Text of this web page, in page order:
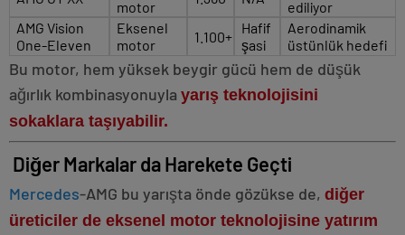
motor
ediliyor
AMG Vision
One-Eleven
Eksenel
motor
1.100+
Hafif
şasi
Aerodinamik
üstünlük hedefi
Bu motor, hem yüksek beygir gücü hem de düşük
ağırlık kombinasyonuyla yarış teknolojisini
sokaklara taşıyabilir.
Diğer Markalar da Harekete Geçti
Mercedes-AMG bu yarışta önde gözükse de, diğer
üreticiler de eksenel motor teknolojisine yatırım